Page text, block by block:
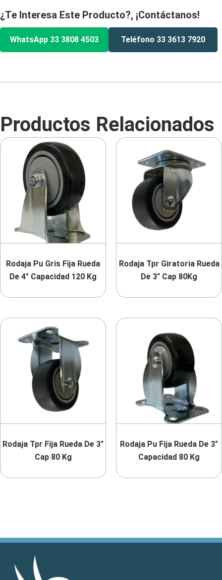
¿Te Interesa Este Producto?, ¡Contáctanos!
WhatsApp 33 3808 4503 Teléfono 33 3613 7920
Productos Relacionados
Rodaja Pu Gris Fija Rueda
De 4″ Capacidad 120 Kg
Rodaja Tpr Giratoria Rueda
De 3″ Cap 80Kg
Rodaja Tpr Fija Rueda De 3″
Cap 80 Kg
Rodaja Pu Fija Rueda De 3″
Capacidad 80 Kg